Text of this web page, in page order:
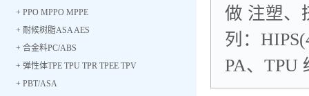
+ PPO MPPO MPPE
+ 耐候树脂ASA AES
+ 合金料PC/ABS
+ 弹性体TPE TPU TPR TPEE TPV
+ PBT/ASA
做 注塑、
列：
PA、TPU